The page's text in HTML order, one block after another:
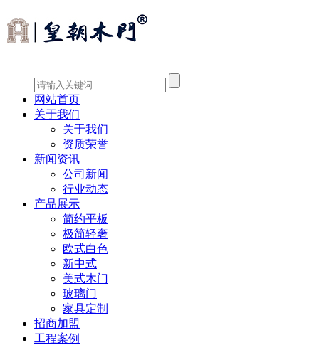
网站首页
关于我们
关于我们
资质荣誉
新闻资讯
公司新闻
行业动态
产品展示
简约平板
极简轻奢
欧式白色
新中式
美式木门
玻璃门
家具定制
招商加盟
工程案例